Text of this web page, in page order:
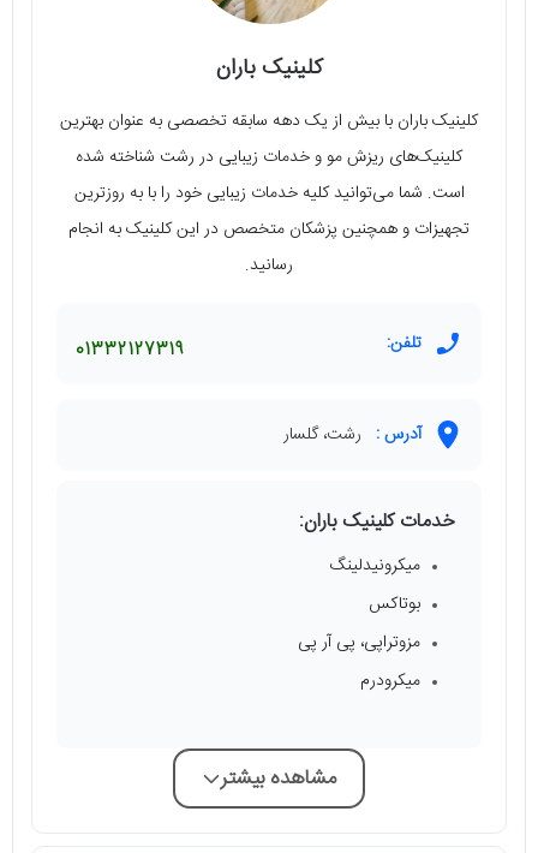
کلینیک باران
کلینیک باران با بیش از یک دهه سابقه‌ تخصصی به عنوان بهترین
کلینیک‌های ریزش مو و خدمات زیبایی در رشت شناخته شده
است. شما می‌توانید کلیه خدمات زیبایی خود را با به روزترین
تجهیزات و همچنین پزشکان متخصص در این کلینیک به انجام
رسانید.
تلفن: 01332127319
آدرس : رشت، گلسار
خدمات کلینیک باران:
میکرونیدلینگ
بوتاکس
مزوتراپی، پی آر پی
میکرودرم
مشاهده بیشتر